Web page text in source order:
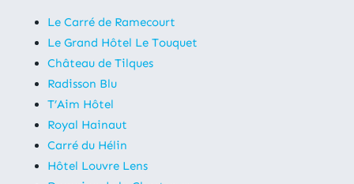
Le Carré de Ramecourt
Le Grand Hôtel Le Touquet
Château de Tilques
Radisson Blu
T’Aim Hôtel
Royal Hainaut
Carré du Hélin
Hôtel Louvre Lens